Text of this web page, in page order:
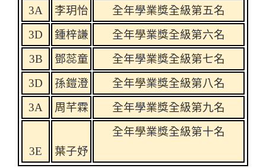
3A
李玥怡
全年學業獎全級第五名
3D
鍾梓謙
全年學業獎全級第六名
3B
鄧蕊童
全年學業獎全級第七名
3D
孫鎧澄
全年學業獎全級第八名
3A
周芊霖 全年學業獎全級第九名
3E 葉子妤
全年學業獎全級第十名